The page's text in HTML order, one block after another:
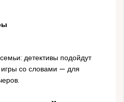
детективы подойдут
со словами — для